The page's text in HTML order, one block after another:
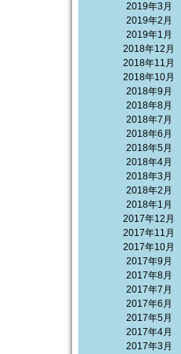
2019年3月
2019年2月
2019年1月
2018年12月
2018年11月
2018年10月
2018年9月
2018年8月
2018年7月
2018年6月
2018年5月
2018年4月
2018年3月
2018年2月
2018年1月
2017年12月
2017年11月
2017年10月
2017年9月
2017年8月
2017年7月
2017年6月
2017年5月
2017年4月
2017年3月